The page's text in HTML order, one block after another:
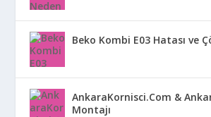
Beko Kombi E03 Hatası ve
AnkaraKornisci.Com &
Montajı